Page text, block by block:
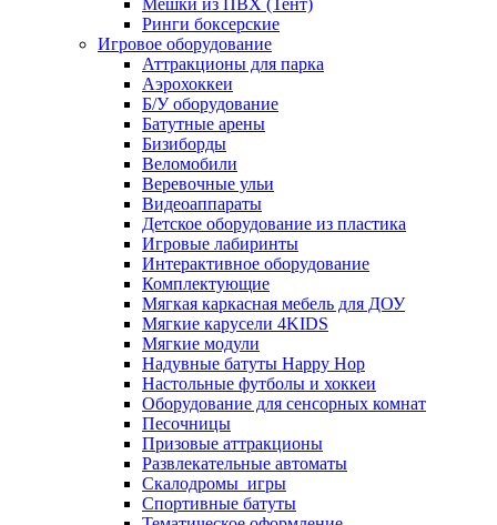
Мешки из ПВХ (Тент)
Ринги боксерские
Игровое оборудование
Аттракционы для парка
Аэрохоккеи
Б/У оборудование
Батутные арены
Бизиборды
Веломобили
Веревочные ульи
Видеоаппараты
Детское оборудование из пластика
Игровые лабиринты
Интерактивное оборудование
Комплектующие
Мягкая каркасная мебель для ДОУ
Мягкие карусели 4KIDS
Мягкие модули
Надувные батуты Happy Hop
Настольные футболы и хоккеи
Оборудование для сенсорных комнат
Песочницы
Призовые аттракционы
Развлекательные автоматы
Скалодромы_игры
Спортивные батуты